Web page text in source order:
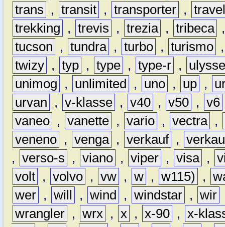
trans
, transit , transporter ,
trekking
, trevis , trezia , tribeca
tucson
, tundra , turbo , turismo
twizy , typ , type , type-r ,
unimog
, unlimited , uno , up ,
urvan
, v-klasse , v40 , v50 , v6
vaneo , vanette , vario , vectra ,
veneno , venga , verkauf ,
, verso-s , viano , viper , visa ,
volt , volvo , vw , w , w115) ,
wer , will , wind , windstar , wir
wrangler , wrx , x , x-90 , x-